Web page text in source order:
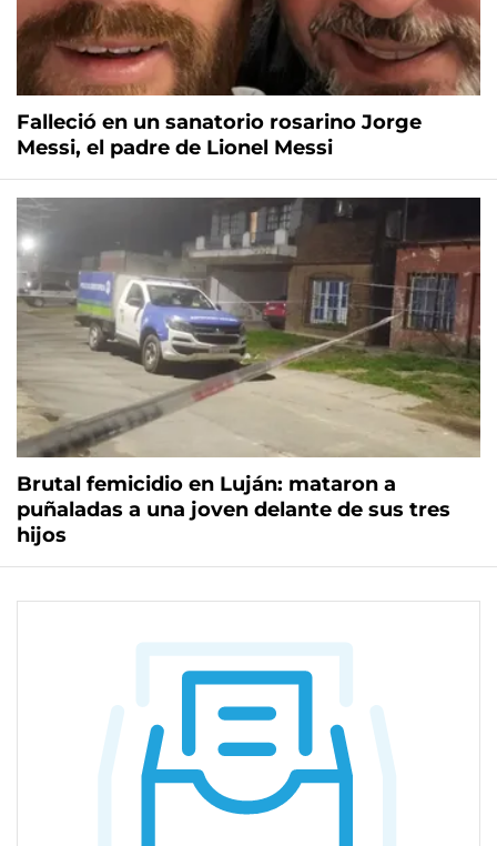
Falleció en un sanatorio rosarino Jorge
Messi, el padre de Lionel Messi
Brutal femicidio en Luján: mataron a
puñaladas a una joven delante de sus tres
hijos